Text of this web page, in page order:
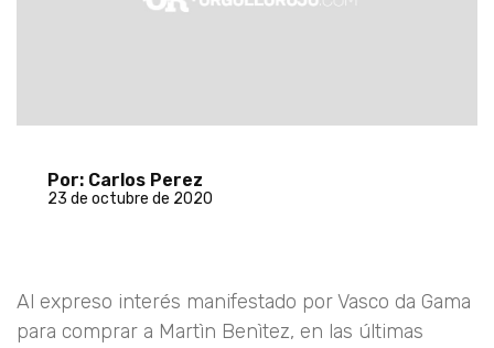
Por: Carlos Perez
23 de octubre de 2020
Al expreso interés manifestado por Vasco da Gama
para comprar a Martìn Benìtez, en las últimas